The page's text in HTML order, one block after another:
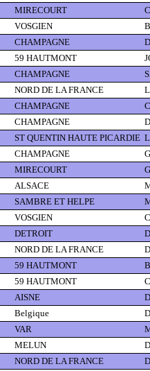
MIRECOURT
VOSGIEN
CHAMPAGNE
59 HAUTMONT
CHAMPAGNE
NORD DE LA FRANCE
CHAMPAGNE
CHAMPAGNE
ST QUENTIN HAUTE PICARDIE
CHAMPAGNE
MIRECOURT
ALSACE
SAMBRE ET HELPE
VOSGIEN
DETROIT
NORD DE LA FRANCE
59 HAUTMONT
59 HAUTMONT
AISNE
Belgique
VAR
MELUN
NORD DE LA FRANCE